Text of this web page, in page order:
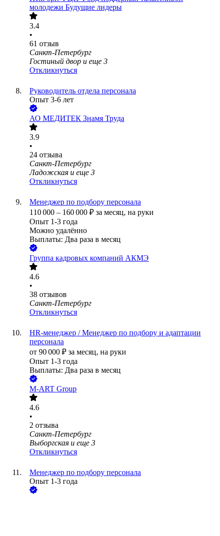
молодежи Будущие лидеры
3.4
•
61 отзыв
Санкт-Петербург
Гостиный двор и еще 3
Откликнуться
Руководитель отдела персонала
Опыт 3-6 лет
АО МЕДИТЕК Знамя Труда
3.9
•
24 отзыва
Санкт-Петербург
Ладожская и еще 3
Откликнуться
Менеджер по подбору персонала
110 000 – 160 000 ₽ за месяц, на руки
Опыт 1-3 года
Можно удалённо
Выплаты: Два раза в месяц
Группа кадровых компаний АКМЭ
4.6
•
38 отзывов
Санкт-Петербург
Откликнуться
HR-менеджер / Менеджер по подбору и адаптации
персонала
от 90 000 ₽ за месяц, на руки
Опыт 1-3 года
Выплаты: Два раза в месяц
М-АRT Group
4.6
•
2 отзыва
Санкт-Петербург
Выборгская и еще 3
Откликнуться
Менеджер по подбору персонала
Опыт 1-3 года